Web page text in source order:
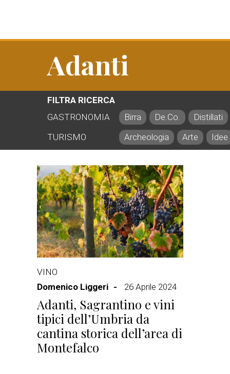
Adanti
FILTRA RICERCA
GASTRONOMIA
Birra De.Co.
Distillati
TURISMO
Archeologia Arte Idee
VINO
Domenico Liggeri
26 Aprile 2024
Adanti, Sagrantino e vini
tipici dell’Umbria da
cantina storica dell’area di
Montefalco